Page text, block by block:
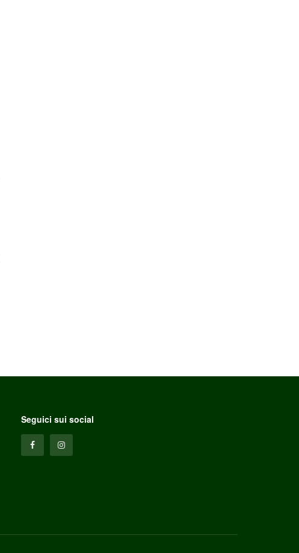
Seguici sui social